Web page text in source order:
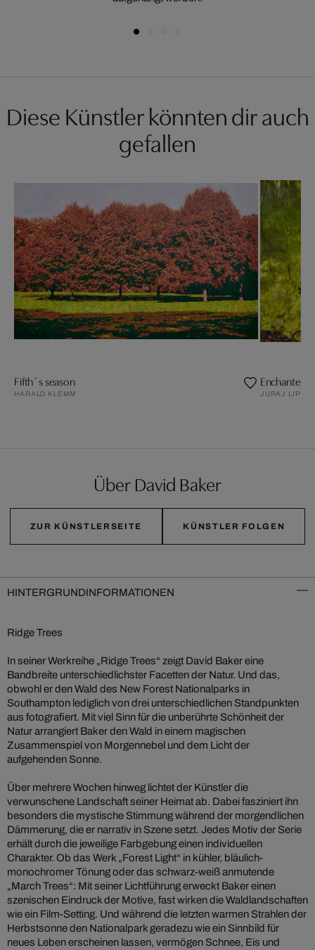
Diese Künstler könnten dir auch
gefallen
Fifth´s season
HARALD KLEMM
Enchanted
JURAJ
Über David Baker
ZUR KÜNSTLERSEITE KÜNSTLER FOLGEN
HINTERGRUNDINFORMATIONEN
Ridge Trees
In seiner Werkreihe „Ridge Trees“ zeigt David Baker eine
Bandbreite unterschiedlichster Facetten der Natur. Und das,
obwohl er den Wald des New Forest Nationalparks in
Southampton lediglich von drei unterschiedlichen Standpunkten
aus fotografiert. Mit viel Sinn für die unberührte Schönheit der
Natur arrangiert Baker den Wald in einem magischen
Zusammenspiel von Morgennebel und dem Licht der
aufgehenden Sonne.
Über mehrere Wochen hinweg lichtet der Künstler die
verwunschene Landschaft seiner Heimat ab. Dabei fasziniert ihn
besonders die mystische Stimmung während der morgendlichen
Dämmerung, die er narrativ in Szene setzt. Jedes Motiv der Serie
erhält durch die jeweilige Farbgebung einen individuellen
Charakter. Ob das Werk „Forest Light“ in kühler, bläulich-
monochromer Tönung oder das schwarz-weiß anmutende
„March Trees“: Mit seiner Lichtführung erweckt Baker einen
szenischen Eindruck der Motive, fast wirken die Waldlandschaften
wie ein Film-Setting. Und während die letzten warmen Strahlen der
Herbstsonne den Nationalpark geradezu wie ein Sinnbild für
neues Leben erscheinen lassen, vermögen Schnee, Eis und